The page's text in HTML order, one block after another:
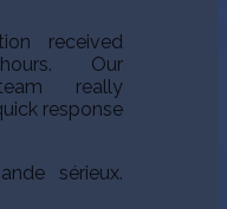
received
Our
really
response
sérieux.